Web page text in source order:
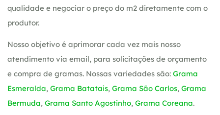
qualidade e negociar o preço do m2 diretamente com o
produtor.
Nosso objetivo é aprimorar cada vez mais nosso
atendimento via email, para solicitações de orçamento
e compra de gramas. Nossas variedades são: Grama
Esmeralda, Grama Batatais, Grama São Carlos, Grama
Bermuda, Grama Santo Agostinho, Grama Coreana.